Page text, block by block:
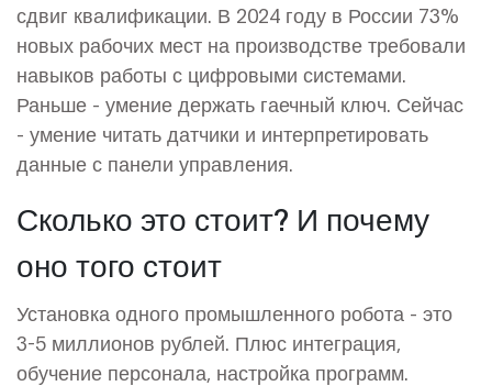
сдвиг квалификации. В 2024 году в России 73%
новых рабочих мест на производстве требовали
навыков работы с цифровыми системами.
Раньше - умение держать гаечный ключ. Сейчас
- умение читать датчики и интерпретировать
данные с панели управления.
Сколько это стоит? И почему
оно того стоит
Установка одного промышленного робота - это
3-5 миллионов рублей. Плюс интеграция,
обучение персонала, настройка программ.